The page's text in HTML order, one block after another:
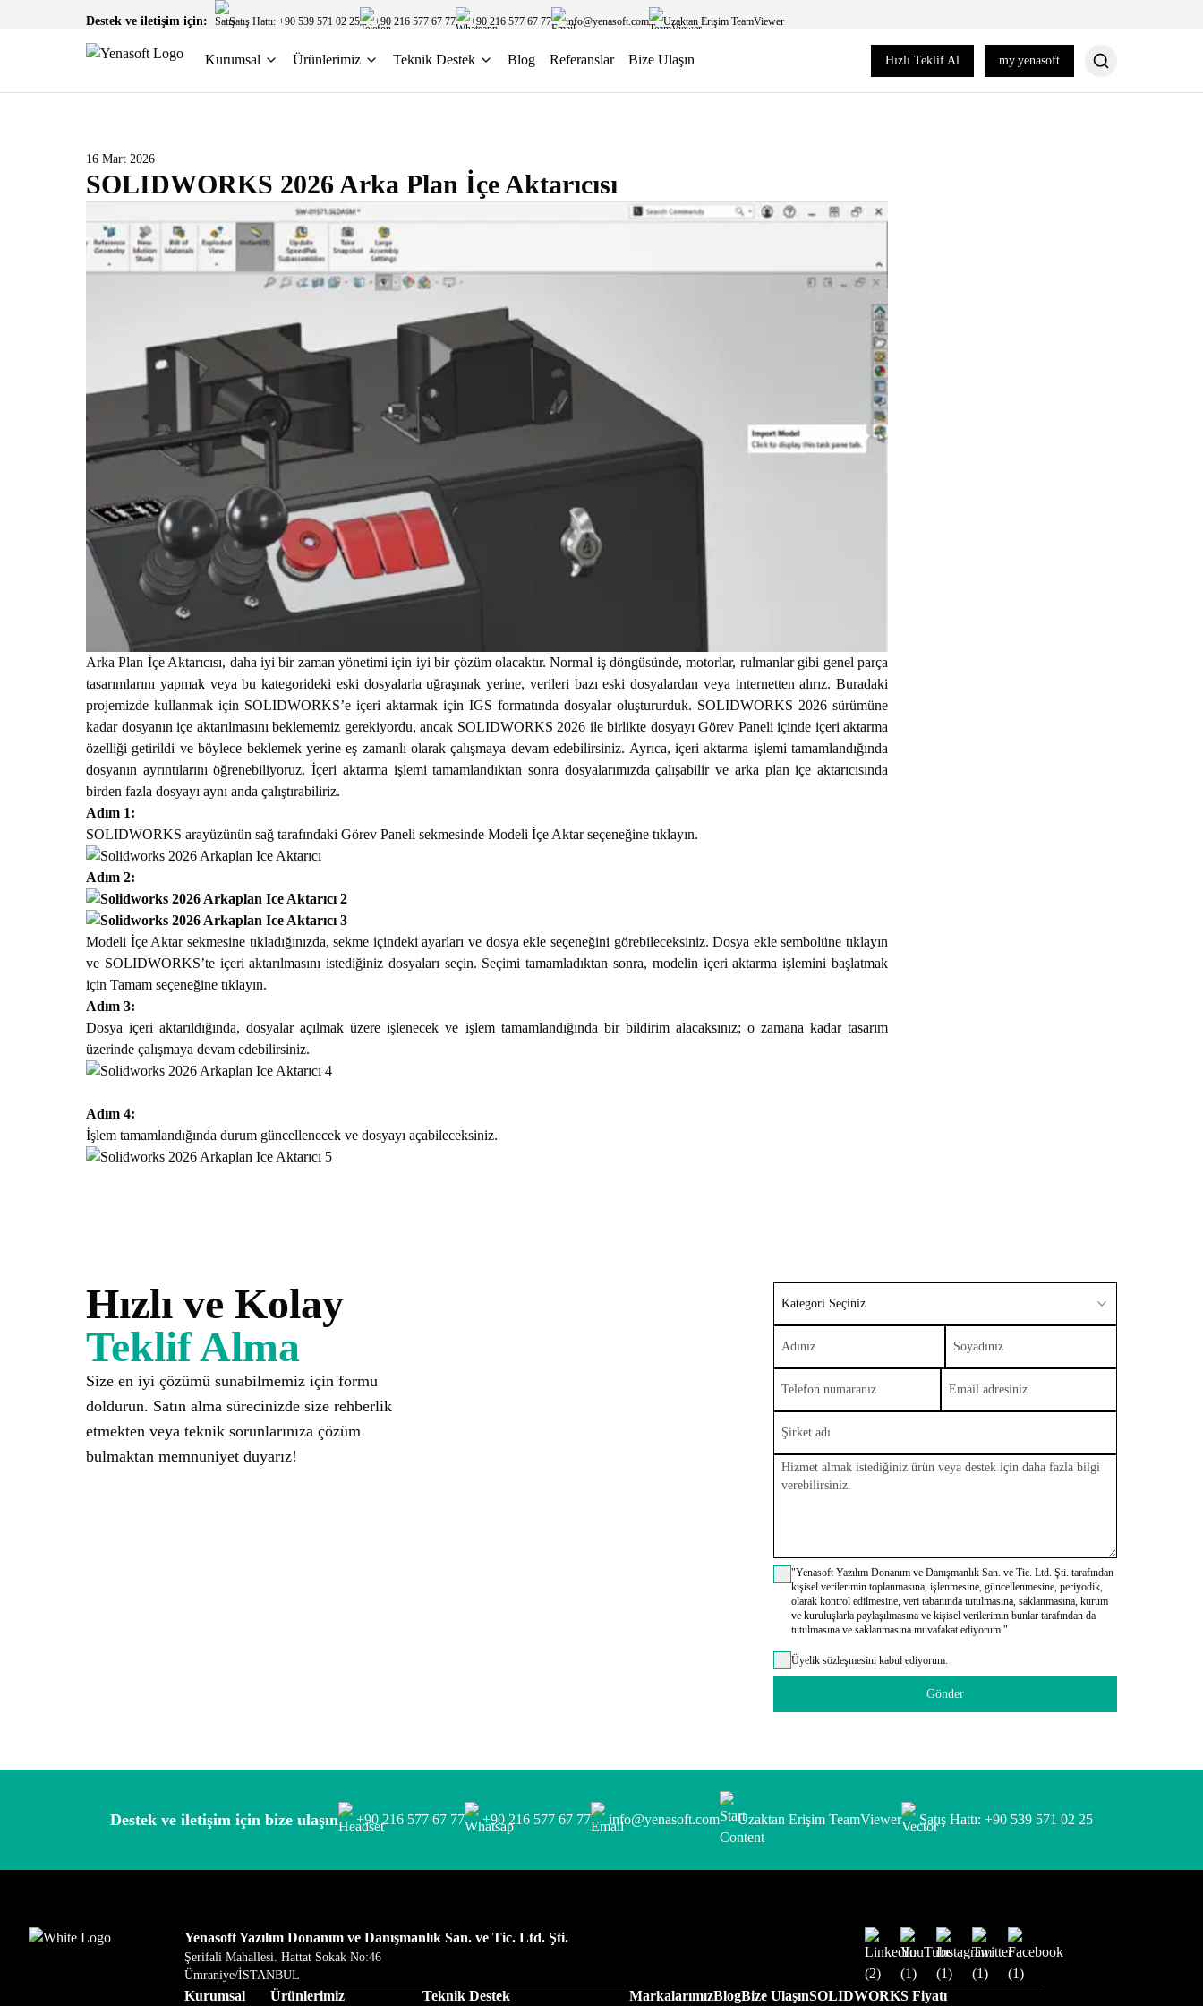
Destek ve iletişim için: Satış Hattı: +90 539 571 02 25 +90 216 577 67 77 +90 216 577 67 77 info@yenasoft.com Uzaktan Erişim TeamViewer
Kurumsal Ürünlerimiz Teknik Destek Blog Referanslar Bize Ulaşın Hızlı Teklif Al my.yenasoft
16 Mart 2026
SOLIDWORKS 2026 Arka Plan İçe Aktarıcısı
Arka Plan İçe Aktarıcısı, daha iyi bir zaman yönetimi için iyi bir çözüm olacaktır. Normal iş döngüsünde, motorlar, rulmanlar gibi genel parça
tasarımlarını yapmak veya bu kategorideki eski dosyalarla uğraşmak yerine, verileri bazı eski dosyalardan veya internetten alırız. Buradaki
projemizde kullanmak için SOLIDWORKS’e içeri aktarmak için IGS formatında dosyalar oluştururduk. SOLIDWORKS 2026 sürümüne
kadar dosyanın içe aktarılmasını beklememiz gerekiyordu, ancak SOLIDWORKS 2026 ile birlikte dosyayı Görev Paneli içinde içeri aktarma
özelliği getirildi ve böylece beklemek yerine eş zamanlı olarak çalışmaya devam edebilirsiniz. Ayrıca, içeri aktarma işlemi tamamlandığında
dosyanın ayrıntılarını öğrenebiliyoruz. İçeri aktarma işlemi tamamlandıktan sonra dosyalarımızda çalışabilir ve arka plan içe aktarıcısında
birden fazla dosyayı aynı anda çalıştırabiliriz.
Adım 1:
SOLIDWORKS arayüzünün sağ tarafındaki Görev Paneli sekmesinde Modeli İçe Aktar seçeneğine tıklayın.
Adım 2:
Modeli İçe Aktar sekmesine tıkladığınızda, sekme içindeki ayarları ve dosya ekle seçeneğini görebileceksiniz. Dosya ekle sembolüne tıklayın
ve SOLIDWORKS’te içeri aktarılmasını istediğiniz dosyaları seçin. Seçimi tamamladıktan sonra, modelin içeri aktarma işlemini başlatmak
için Tamam seçeneğine tıklayın.
Adım 3:
Dosya içeri aktarıldığında, dosyalar açılmak üzere işlenecek ve işlem tamamlandığında bir bildirim alacaksınız; o zamana kadar tasarım
üzerinde çalışmaya devam edebilirsiniz.
Adım 4:
İşlem tamamlandığında durum güncellenecek ve dosyayı açabileceksiniz.
Hızlı ve Kolay
Teklif Alma
Size en iyi çözümü sunabilmemiz için formu
doldurun. Satın alma sürecinizde size rehberlik
etmekten veya teknik sorunlarınıza çözüm
bulmaktan memnuniyet duyarız!
Kategori Seçiniz
"Yenasoft Yazılım Donanım ve Danışmanlık San. ve Tic. Ltd. Şti. tarafından
kişisel verilerimin toplanmasına, işlenmesine, güncellenmesine, periyodik,
olarak kontrol edilmesine, veri tabanında tutulmasına, saklanmasına, kurum
ve kuruluşlarla paylaşılmasına ve kişisel verilerimin bunlar tarafından da
tutulmasına ve saklanmasına muvafakat ediyorum."
Üyelik sözleşmesini kabul ediyorum.
Gönder
Destek ve iletişim için bize ulaşın +90 216 577 67 77 +90 216 577 67 77 info@yenasoft.com Uzaktan Erişim TeamViewer Satış Hattı: +90 539 571 02 25
Yenasoft Yazılım Donanım ve Danışmanlık San. ve Tic. Ltd. Şti.
Şerifali Mahallesi. Hattat Sokak No:46
Ümraniye/İSTANBUL
Kurumsal Ürünlerimiz Teknik Destek MarkalarımızBlogBize UlaşınSOLIDWORKS Fiyatı